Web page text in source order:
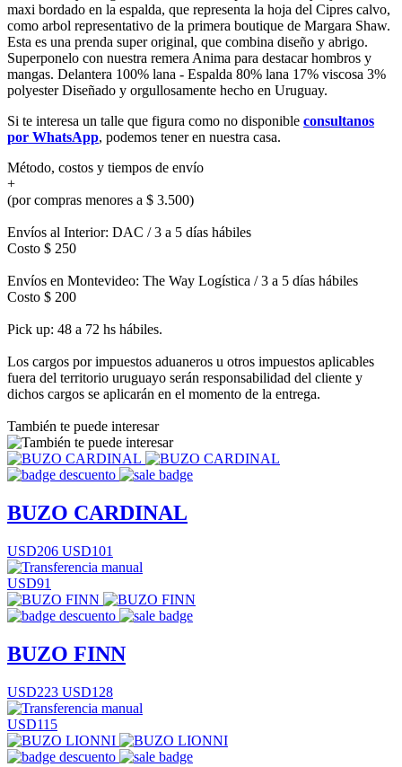
maxi bordado en la espalda, que representa la hoja del Cipres calvo,
como arbol representativo de la primera boutique de Margara Shaw.
Esta es una prenda super original, que combina diseño y abrigo.
Superponelo con nuestra remera Anima para destacar hombros y
mangas. Delantera 100% lana - Espalda 80% lana 17% viscosa 3%
polyester Diseñado y orgullosamente hecho en Uruguay.
Si te interesa un talle que figura como no disponible consultanos
por WhatsApp, podemos tener en nuestra casa.
Método, costos y tiempos de envío
+
(por compras menores a $ 3.500)
Envíos al Interior: DAC / 3 a 5 días hábiles
Costo $ 250
Envíos en Montevideo: The Way Logística / 3 a 5 días hábiles
Costo $ 200
Pick up: 48 a 72 hs hábiles.
Los cargos por impuestos aduaneros u otros impuestos aplicables
fuera del territorio uruguayo serán responsabilidad del cliente y
dichos cargos se aplicarán en el momento de la entrega.
También te puede interesar
BUZO CARDINAL
USD206 USD101
USD91
BUZO FINN
USD223 USD128
USD115